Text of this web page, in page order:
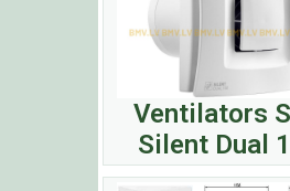
Ventilators
Silent Dual